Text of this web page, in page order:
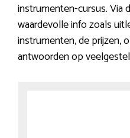
instrumenten-cursus. Via
waardevolle info zoals
instrumenten, de prijzen,
antwoorden op